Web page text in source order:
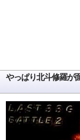
やっぱり北斗修羅が